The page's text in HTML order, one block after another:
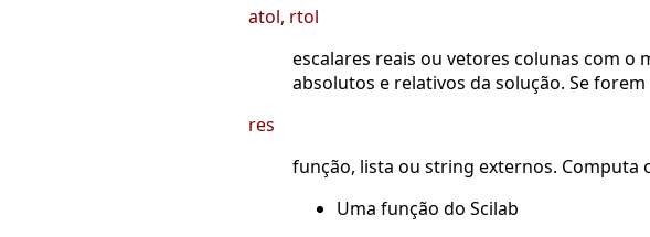
atol, rtol
escalares reais ou vetores colunas com o
absolutos e relativos da solução. Se
res
função, lista ou string externos. Computa
Uma função do Scilab